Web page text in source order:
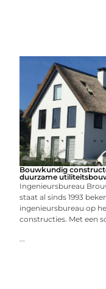
Bouwkundig
duurzame
Ingenieursbureau
staat al sinds 1993
ingenieursbureau op
constructies. Met een
...